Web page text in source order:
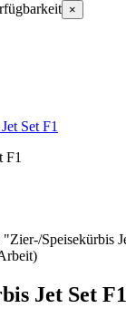
×
Set F1
F1
Jet Set F1